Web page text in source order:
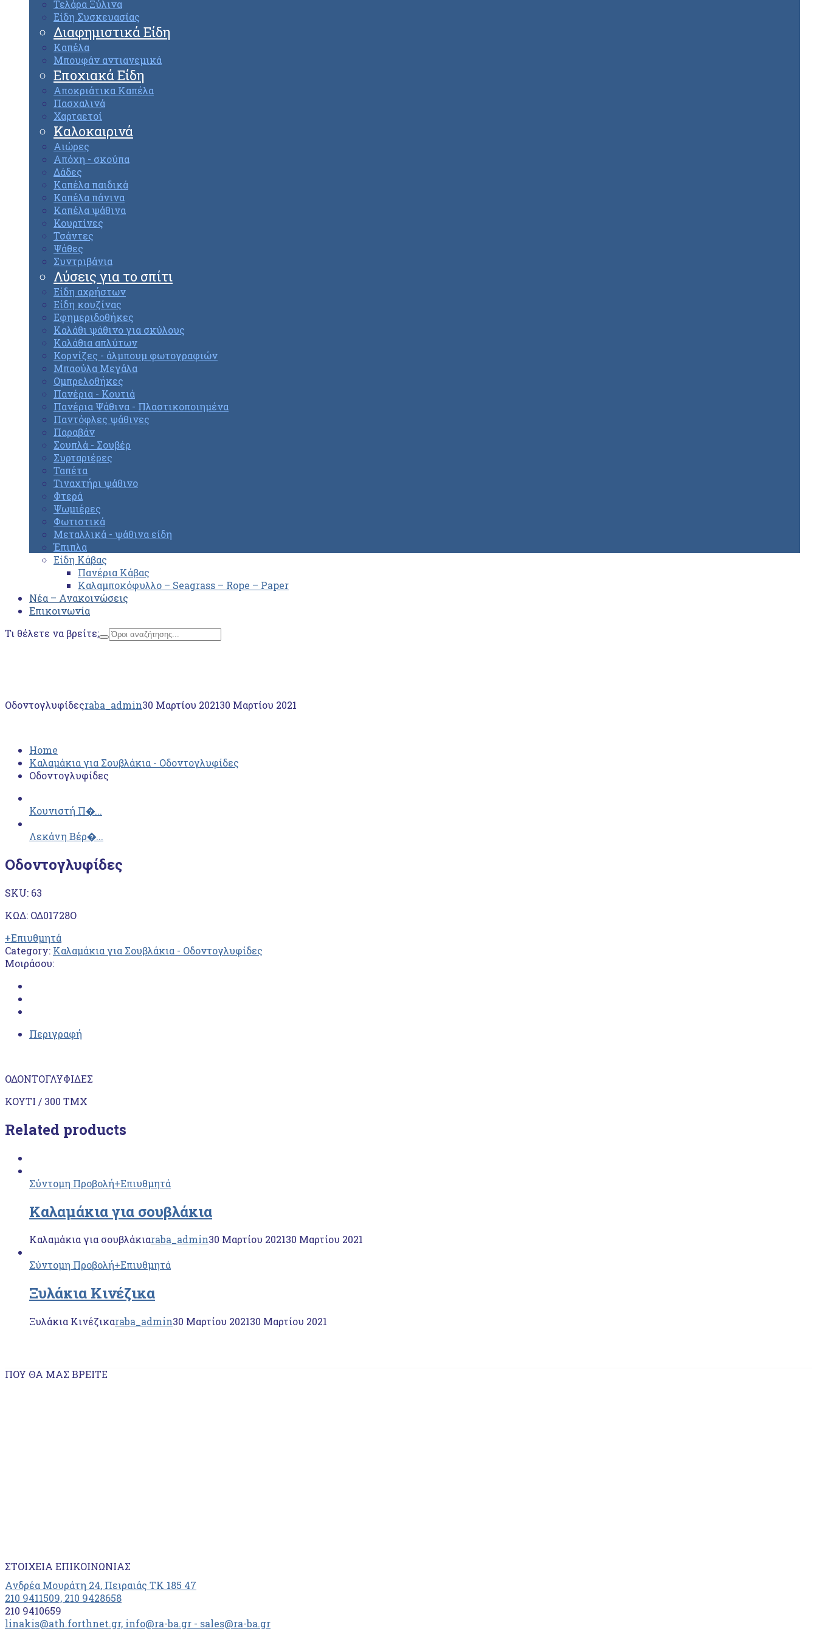
Τελάρα Ξύλινα
Είδη Συσκευασίας
Διαφημιστικά Είδη
Καπέλα
Μπουφάν αντιανεμικά
Εποχιακά Είδη
Αποκριάτικα Καπέλα
Πασχαλινά
Χαρταετοί
Καλοκαιρινά
Αιώρες
Απόχη - σκούπα
Δάδες
Καπέλα παιδικά
Καπέλα πάνινα
Καπέλα ψάθινα
Κουρτίνες
Τσάντες
Ψάθες
Συντριβάνια
Λύσεις για το σπίτι
Είδη αχρήστων
Είδη κουζίνας
Εφημεριδοθήκες
Καλάθι ψάθινο για σκύλους
Καλάθια απλύτων
Κορνίζες - άλμπουμ φωτογραφιών
Μπαούλα Μεγάλα
Ομπρελοθήκες
Πανέρια - Κουτιά
Πανέρια Ψάθινα - Πλαστικοποιημένα
Παντόφλες ψάθινες
Παραβάν
Σουπλά - Σουβέρ
Συρταριέρες
Ταπέτα
Τιναχτήρι ψάθινο
Φτερά
Ψωμιέρες
Φωτιστικά
Μεταλλικά - ψάθινα είδη
Έπιπλα
Είδη Κάβας
Πανέρια Κάβας
Καλαμποκόφυλλο – Seagrass – Rope – Paper
Νέα – Ανακοινώσεις
Επικοινωνία
Τι θέλετε να βρείτε;
Οδοντογλυφίδεςraba_admin30 Μαρτίου 202130 Μαρτίου 2021
Home
Καλαμάκια για Σουβλάκια - Οδοντογλυφίδες
Οδοντογλυφίδες
Κουνιστή Π�...
Λεκάνη Βέρ�...
Οδοντογλυφίδες
SKU: 63
ΚΩΔ: ΟΔ01728Ο
+Επιυθμητά
Category: Καλαμάκια για Σουβλάκια - Οδοντογλυφίδες
Μοιράσου:
Περιγραφή
ΟΔΟΝΤΟΓΛΥΦΙΔΕΣ
ΚΟΥΤΙ / 300 ΤΜΧ
Related products
Σύντομη Προβολή+Επιυθμητά
Καλαμάκια για σουβλάκια
Καλαμάκια για σουβλάκιαraba_admin30 Μαρτίου 202130 Μαρτίου 2021
Σύντομη Προβολή+Επιυθμητά
Ξυλάκια Κινέζικα
Ξυλάκια Κινέζικαraba_admin30 Μαρτίου 202130 Μαρτίου 2021
ΠΟΥ ΘΑ ΜΑΣ ΒΡΕΊΤΕ
ΣΤΟΙΧΕΊΑ ΕΠΙΚΟΙΝΩΝΊΑΣ
Ανδρέα Μουράτη 24, Πειραιάς ΤΚ 185 47
210 9411509, 210 9428658
210 9410659
linakis@ath.forthnet.gr, info@ra-ba.gr - sales@ra-ba.gr